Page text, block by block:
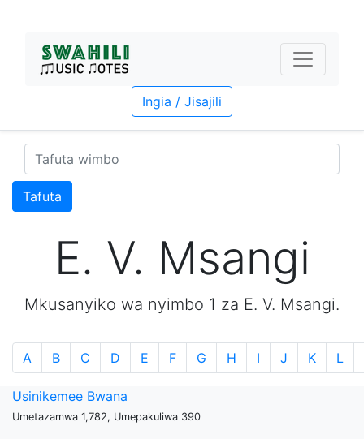
Ingia / Jisajili
Tafuta
E. V. Msangi
Mkusanyiko wa nyimbo 1 za E. V. Msangi.
A B C D E F G H I J K L
Usinikemee Bwana
Umetazamwa 1,782, Umepakuliwa 390